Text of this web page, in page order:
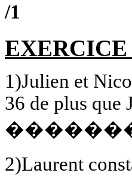
/1
1)Julien et
36 de plus que
2)Laurent